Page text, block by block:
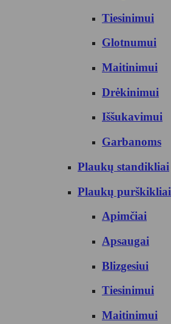
Tiesinimui
Glotnumui
Maitinimui
Drėkinimui
Iššukavimui
Garbanoms
Plaukų standikliai
Plaukų purškikliai
Apimčiai
Apsaugai
Blizgesiui
Tiesinimui
Maitinimui